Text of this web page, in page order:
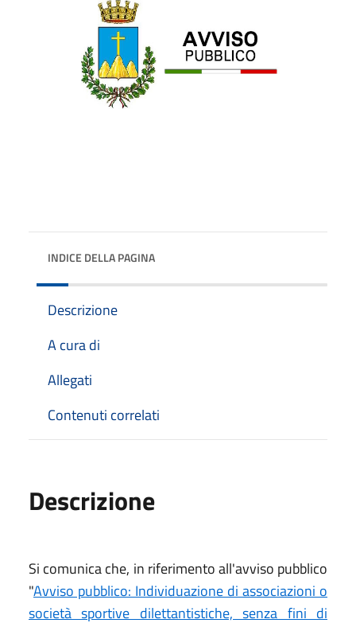
INDICE DELLA PAGINA
Descrizione
A cura di
Allegati
Contenuti correlati
Descrizione
Si comunica che, in riferimento all'avviso pubblico
"Avviso pubblico: Individuazione di associazioni o
società sportive dilettantistiche, senza fini di